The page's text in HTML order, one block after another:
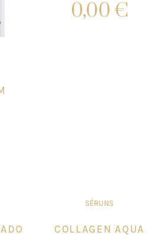
0,00 €
SÉRUNS
COLLAGEN AQUA